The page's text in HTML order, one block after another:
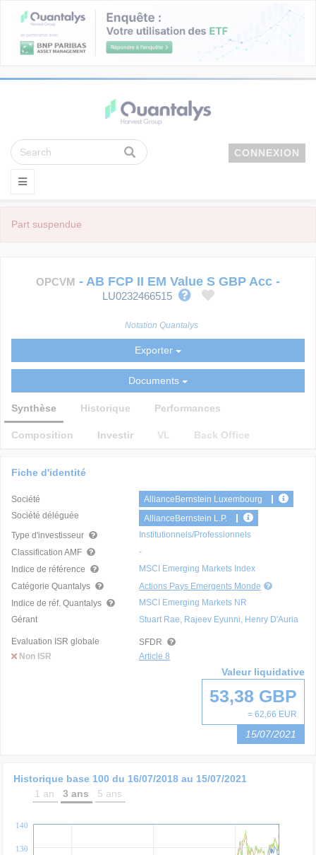
CONNEXION
Part suspendue
OPCVM - AB FCP II EM Value S GBP Acc -
LU0232466515
Notation Quantalys
Exporter
Documents
Synthèse Historique Performances
Composition Investir VL Back Office
Fiche d'identité
Société
AllianceBernstein Luxembourg
Société déléguée
AllianceBernstein L.P.
Type d'investisseur
Institutionnels/Professionnels
Classification AMF
-
Indice de référence
MSCI Emerging Markets Index
Catégorie Quantalys
Actions Pays Emergents Monde
Indice de réf. Quantalys
MSCI Emerging Markets NR
Gérant
Stuart Rae, Rajeev Eyunni, Henry D'Auria
Evaluation ISR globale
Non ISR
SFDR
Article 8
Valeur liquidative
53,38 GBP
= 62,66 EUR
15/07/2021
Historique base 100 du 16/07/2018 au 15/07/2021
1 an
3 ans 5 ans
130
140